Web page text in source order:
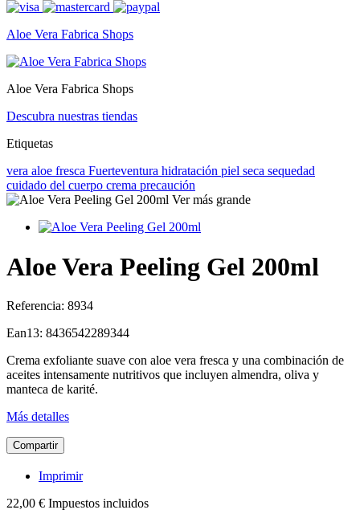
Aloe Vera Fabrica Shops
Aloe Vera Fabrica Shops
Descubra nuestras tiendas
Etiquetas
vera aloe fresca Fuerteventura hidratación piel seca sequedad
cuidado del cuerpo crema precaución
Ver más grande
Aloe Vera Peeling Gel 200ml
Referencia: 8934
Ean13: 8436542289344
Crema exfoliante suave con aloe vera fresca y una combinación de
aceites intensamente nutritivos que incluyen almendra, oliva y
manteca de karité.
Más detalles
Compartir
Imprimir
22,00 € Impuestos incluidos